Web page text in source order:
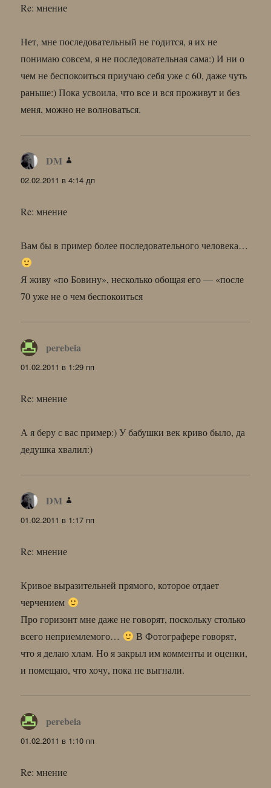
Re: мнение
Нет, мне последовательный не годится, я их не
понимаю совсем, я не последовательная сама:) И ни о
чем не беспокоиться приучаю себя уже с 60, даже чуть
раньше:) Пока усвоила, что все и вся проживут и без
меня, можно не волноваться.
DM
02.02.2011 в 4:14 дп
Re: мнение
Вам бы в пример более последовательного человека…
Я живу «по Бовину», несколько обощая его — «после
70 уже не о чем беспокоиться
perebeia
01.02.2011 в 1:29 пп
Re: мнение
А я беру с вас пример:) У бабушки век криво было, да
дедушка хвалил:)
DM
01.02.2011 в 1:17 пп
Re: мнение
Кривое выразительней прямого, которое отдает
черчением
Про горизонт мне даже не говорят, поскольку столько
всего неприемлемого…
В Фотографере говорят,
что я делаю хлам. Но я закрыл им комменты и оценки,
и помещаю, что хочу, пока не выгнали.
perebeia
01.02.2011 в 1:10 пп
Re: мнение